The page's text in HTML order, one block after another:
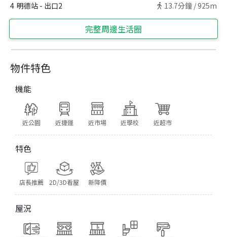
物件特色
機能
近公園 近捷運 近市場 近學校 近超市
特色
店長推薦 2D/3D看屋 新降價
屋況
4 明德站 - 出口2 13.7分鐘 /925m
完整周邊生活圈